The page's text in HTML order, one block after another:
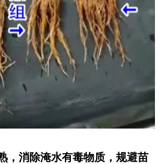
，消除淹水有毒物质，规避苗